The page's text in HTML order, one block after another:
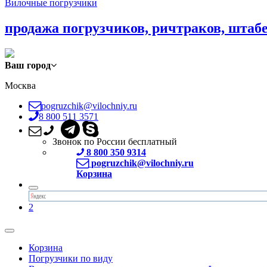
Вилочные погрузчики
продажа погрузчиков, ричтраков,
Ваш город
Москва
pogruzchik@vilochniy.ru
8 800 511 3571
Звонок по России бесплатный
8 800 350 9314
pogruzchik@vilochniy.ru
Корзина
2
Корзина
Погрузчики по виду